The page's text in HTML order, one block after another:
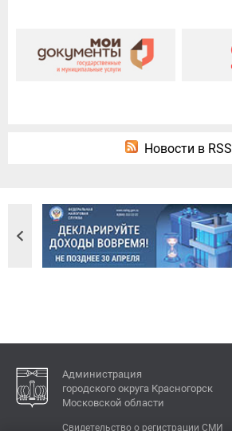
Новости в RSS
Администрация
городского округа Красногорск
Московской области
Свидетельство о регистрации СМИ